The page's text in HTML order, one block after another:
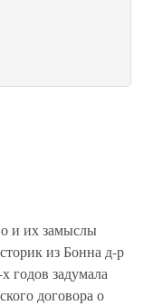
и их замыслы
из Бонна д-р
годов задумала
договора о